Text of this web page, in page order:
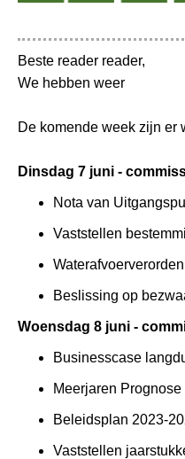
Beste reader reader,
We hebben weer
De komende week zijn er
Dinsdag 7 juni -
Nota van
Vaststellen
Beslissing op
Woensdag 8 juni -
Businesscase
Meerjaren
Beleidsplan 2023-
Vaststellen